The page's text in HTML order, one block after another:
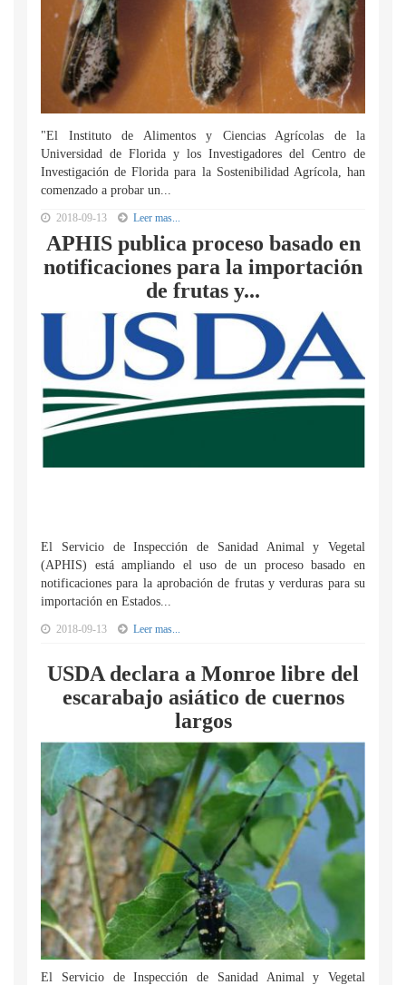
"El Instituto de Alimentos y Ciencias Agrícolas de la
Universidad de Florida y los Investigadores del Centro de
Investigación de Florida para la Sostenibilidad Agrícola, han
comenzado a probar un...
2018-09-13 Leer mas...
APHIS publica proceso basado en
notificaciones para la importación
de frutas y...
El Servicio de Inspección de Sanidad Animal y Vegetal
(APHIS) está ampliando el uso de un proceso basado en
notificaciones para la aprobación de frutas y verduras para su
importación en Estados...
2018-09-13 Leer mas...
USDA declara a Monroe libre del
escarabajo asiático de cuernos
largos
El Servicio de Inspección de Sanidad Animal y Vegetal